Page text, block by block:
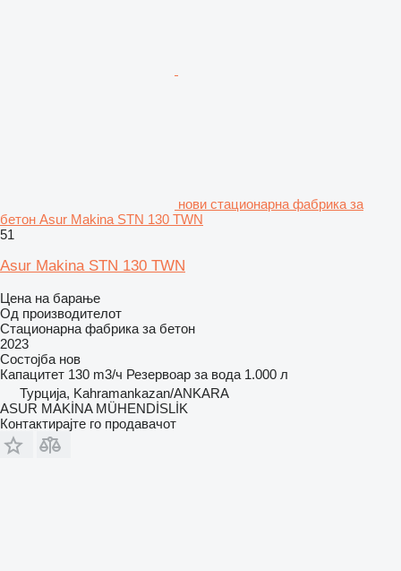
нови стационарна фабрика за
бетон Asur Makina STN 130 TWN
51
Asur Makina STN 130 TWN
Цена на барање
Од производителот
Стационарна фабрика за бетон
2023
Состојба нов
Капацитет 130 m3/ч Резервоар за вода 1.000 л
Турција, Kahramankazan/ANKARA
ASUR MAKİNA MÜHENDİSLİK
Контактирајте го продавачот